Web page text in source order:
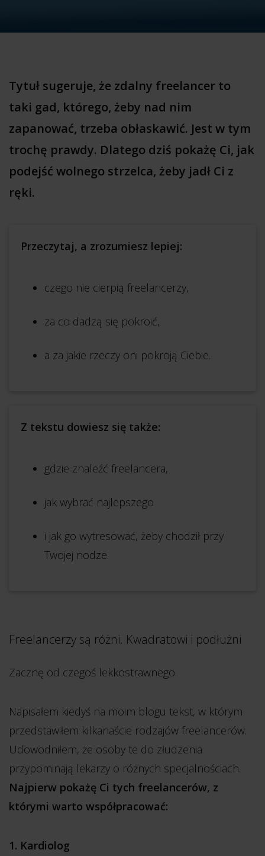
Tytuł sugeruje, że zdalny freelancer to
taki gad, którego, żeby nad nim
zapanować, trzeba obłaskawić. Jest w tym
trochę prawdy. Dlatego dziś pokażę Ci, jak
podejść wolnego strzelca, żeby jadł Ci z
ręki.
Przeczytaj, a zrozumiesz lepiej:
czego nie cierpią freelancerzy,
za co dadzą się pokroić,
a za jakie rzeczy oni pokroją Ciebie.
Z tekstu dowiesz się także:
gdzie znaleźć freelancera,
jak wybrać najlepszego
i jak go wytresować, żeby chodził przy
Twojej nodze.
Freelancerzy są różni. Kwadratowi i podłużni
Zacznę od czegoś lekkostrawnego.
Napisałem kiedyś na moim blogu tekst, w którym
przedstawiłem kilkanaście rodzajów freelancerów.
Udowodniłem, że osoby te do złudzenia
przypominają lekarzy o różnych specjalnościach.
Najpierw pokażę Ci tych freelancerów, z
którymi warto współpracować:
1. Kardiolog